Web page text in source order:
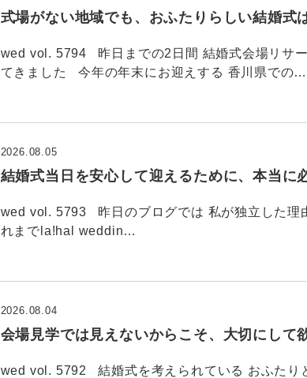
式場がない地域でも、おふたりらしい結婚式
wed vol. 5794 昨日までの2日間 結婚式会場リサ
てきました 今年の年末にお迎えする 香川県での…
結婚式当日を安心して迎えるために、本当に
2026.08.05
wed vol. 5793 昨日のブログでは 私が独立した理
れまでla!hal weddin…
会場見学では見えないからこそ、大切にして
2026.08.04
wed vol. 5792 結婚式を考えられている おふたり